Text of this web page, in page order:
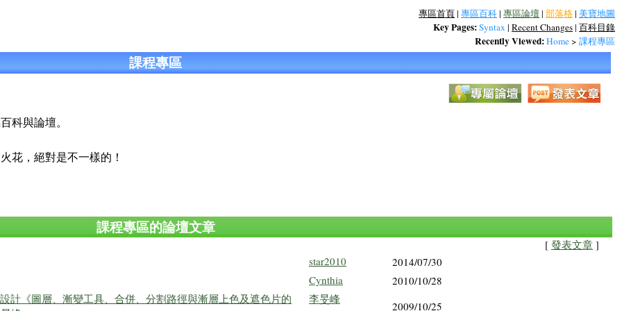
專區首頁| 專區百科| 專區論壇| 部落格| 美寶地圖
Key Pages:Syntax | Recent Changes| 百科目錄
Recently Viewed:Home> 課程專區
課程專區
科與論壇。
花，絕對是不一樣的！
課程專區的論壇文章
[ 發表文章 ]
star2010
2014/07/30
Cynthia
2010/10/28
計《圖層、漸變工具、合併、分割路徑與漸層上色及遮色片的
李旻峰
2009/10/25